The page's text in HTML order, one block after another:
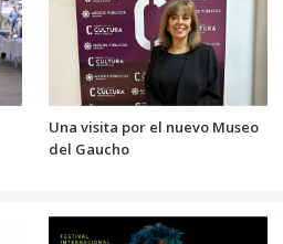
Una visita por el nuevo Museo
del Gaucho